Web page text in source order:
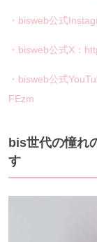
・bisweb公式
・bisweb公式X：
・bisweb公式
FEzm
bis世代の憧れ
す